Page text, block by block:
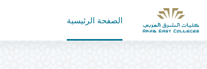
تخطى إلى المحتوى الرئيسي
الصفحة الرئيسية